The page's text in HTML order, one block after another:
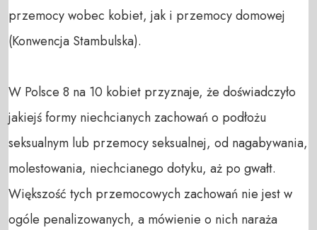
przemocy wobec kobiet, jak i przemocy domowej
(Konwencja Stambulska).
W Polsce 8 na 10 kobiet przyznaje, że doświadczyło
jakiejś formy niechcianych zachowań o podłożu
seksualnym lub przemocy seksualnej, od nagabywania,
molestowania, niechcianego dotyku, aż po gwałt.
Większość tych przemocowych zachowań nie jest w
ogóle penalizowanych, a mówienie o nich naraża